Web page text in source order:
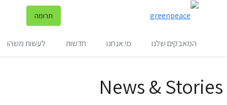
תרומה
המאבקים שלנו מי אנחנו חדשות לעשות משהו
News & Stories